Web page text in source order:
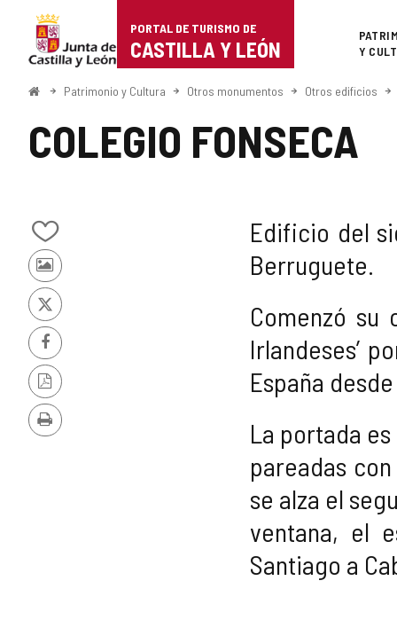
Portal
de
Turismo
Castilla
León
PORTAL DE TURISMO DE
CASTILLA Y LEÓN
Y
InicioPatrimonio y Cultura Otros monumentos Otros edificios
COLEGIO FONSECA
Añadir/quitar
de
mis
cuadernos
Fotos
de
otros
turistas
X
Facebook
Versión
PDF
Imprimir
Edificio del
Berruguete.
Comenzó su
Irlandeses’
España
La portada
pareadas
se alza el
ventana, el
Santiago a